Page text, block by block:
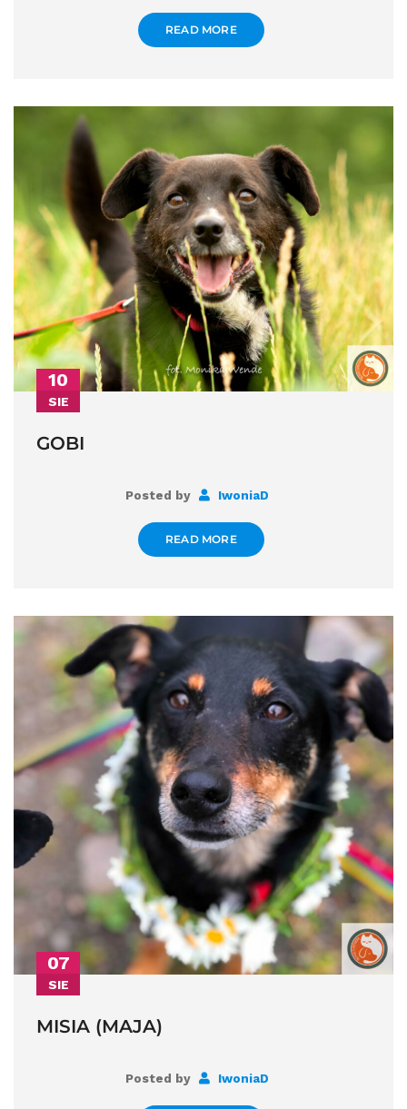
READ MORE
10
SIE
GOBI
Posted by IwoniaD
READ MORE
07
SIE
MISIA (MAJA)
Posted by IwoniaD